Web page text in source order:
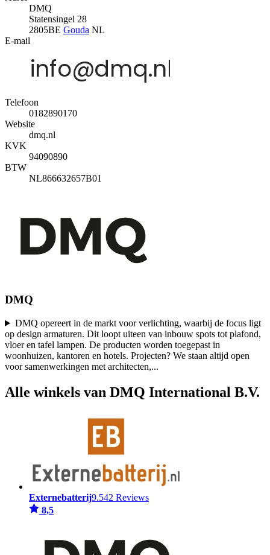
DMQ
Statensingel 28
2805BE Gouda NL
E-mail
Telefoon
0182890170
Website
dmq.nl
KVK
94090890
BTW
NL866632657B01
DMQ
DMQ opereert in de markt voor verlichting, waarbij de focus ligt
op design armaturen. Dit loopt uiteen van inbouw spots tot plafond,
vloer en tafel lampen. De producten worden toegepast in
woonhuizen, kantoren en hotels. Projecten? We staan altijd open
voor samenwerkingen met architecten,...
Alle winkels van DMQ International B.V.
Externebatterij9.542 Reviews
8,5